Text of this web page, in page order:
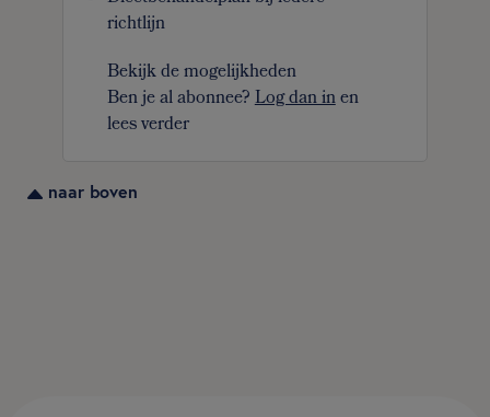
richtlijn
Bekijk de mogelijkheden
Ben je al abonnee?Log dan inen
lees verder
naar boven